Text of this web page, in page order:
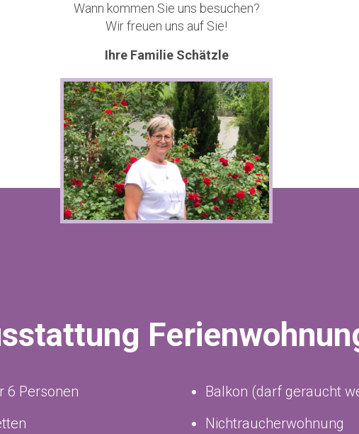
Wann kommen Sie uns besuchen?
Wir freuen uns auf Sie!
Ihre Familie Schätzle
6 Personen
Balkon (darf geraucht
Nichtraucherwohnung